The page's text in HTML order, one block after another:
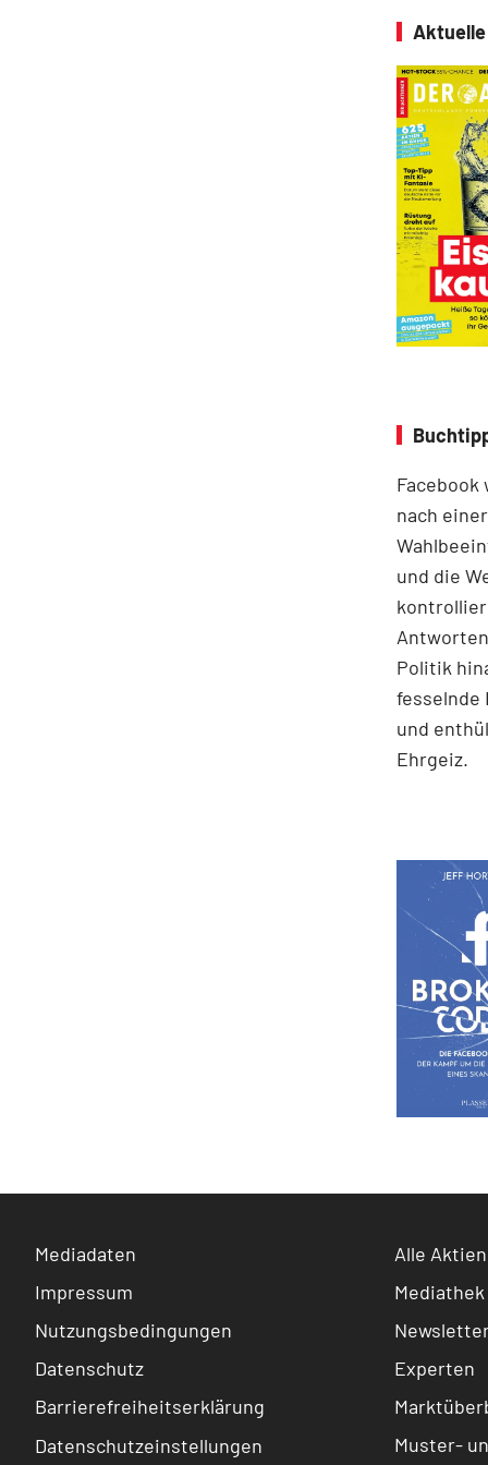
Facebook
nach
und die
Politik
fesselnde
und
Ehrgeiz.
Mediadaten
Impressum
Nutzungsbedingungen
Datenschutz
Barrierefreiheitserklärung
Datenschutzeinstellungen
Alle Aktien
Mediathek
Experten
Muster-